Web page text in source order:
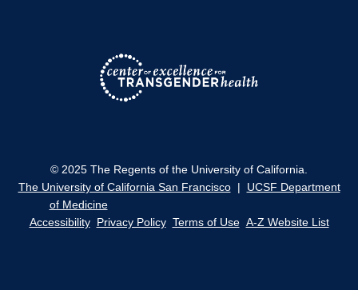
© 2025 The Regents of the University of California.
The University of California San Francisco| UCSF Department
of Medicine
Accessibility Privacy Policy Terms of Use A-Z Website List